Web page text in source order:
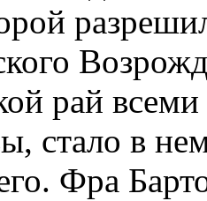
рай
стало в
Фра